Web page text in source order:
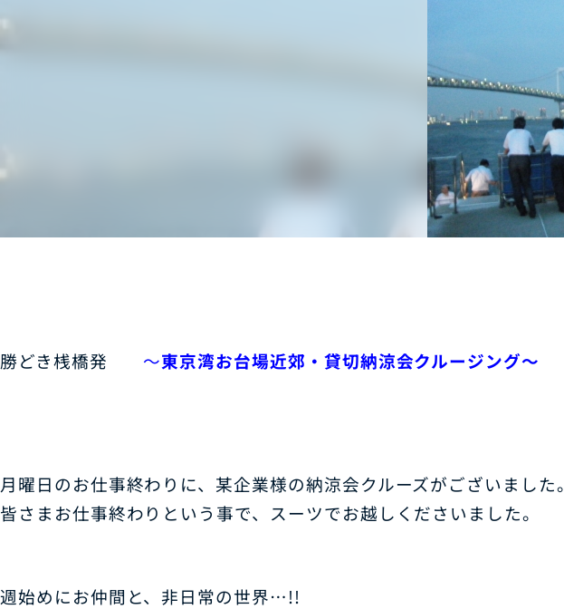
勝どき桟橋発 ～東京湾お台場近郊・貸切納涼会クルージング～
月曜日のお仕事終わりに、某企業様の納涼会クルーズがございました。
皆さまお仕事終わりという事で、スーツでお越しくださいました。
週始めにお仲間と、非日常の世界…!!